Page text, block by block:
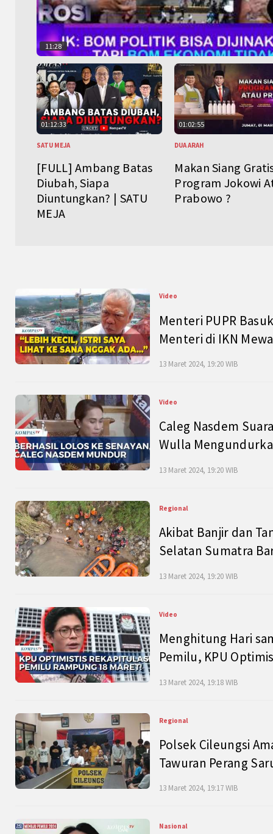
11:28
01:12:33
SATU MEJA
[FULL] Ambang Batas
Diubah, Siapa
Diuntungkan? | SATU
MEJA
01:02:55
DUA ARAH
Makan Siang
Program Jokowi
Prabowo ?
Video
Menteri PUPR
Menteri di IKN
13 Maret 2024, 19:20 WIB
Video
Caleg Nasdem
Wulla
13 Maret 2024, 19:20 WIB
Regional
Akibat Banjir dan
Selatan Sumatra
13 Maret 2024, 19:20 WIB
Video
Menghitung Hari
Pemilu, KPU
13 Maret 2024, 19:18 WIB
Regional
Polsek Cileungsi
Tawuran Perang
13 Maret 2024, 19:17 WIB
Nasional